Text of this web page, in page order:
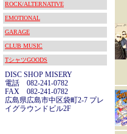
ROCK/ALTERNATIVE
EMOTIONAL
GARAGE
CLUB MUSIC
TシャツGOODS
DISC SHOP MISERY
電話 082-241-0782
FAX 082-241-0782
広島県広島市中区袋町2-7 プレ
イグラウンドビル2F